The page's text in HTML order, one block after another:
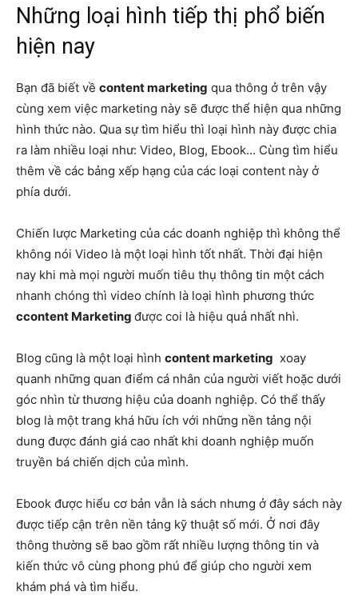
Những loại hình tiếp thị phổ biến
hiện nay
Bạn đã biết về content marketing qua thông ở trên vậy
cùng xem việc marketing này sẽ được thể hiện qua những
hình thức nào. Qua sự tìm hiểu thì loại hình này được chia
ra làm nhiều loại như: Video, Blog, Ebook… Cùng tìm hiểu
thêm về các bảng xếp hạng của các loại content này ở
phía dưới.
Chiến lược Marketing của các doanh nghiệp thì không thể
không nói Video là một loại hình tốt nhất. Thời đại hiện
nay khi mà mọi người muốn tiêu thụ thông tin một cách
nhanh chóng thì video chính là loại hình phương thức
ccontent Marketing được coi là hiệu quả nhất nhì.
Blog cũng là một loại hình content marketing xoay
quanh những quan điểm cá nhân của người viết hoặc dưới
góc nhìn từ thương hiệu của doanh nghiệp. Có thể thấy
blog là một trang khá hữu ích với những nền tảng nội
dung được đánh giá cao nhất khi doanh nghiệp muốn
truyền bá chiến dịch của mình.
Ebook được hiểu cơ bản vẫn là sách nhưng ở đây sách này
được tiếp cận trên nền tảng kỹ thuật số mới. Ở nơi đây
thông thường sẽ bao gồm rất nhiều lượng thông tin và
kiến thức vô cùng phong phú để giúp cho người xem
khám phá và tìm hiểu.